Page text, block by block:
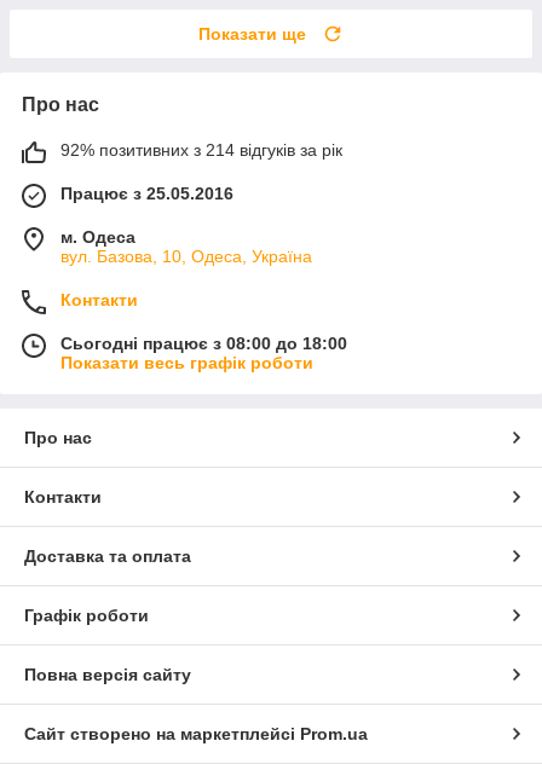
Показати ще
Про нас
92% позитивних з 214 відгуків за рік
Працює з 25.05.2016
м. Одеса
вул. Базова, 10, Одеса, Україна
Контакти
Сьогодні працює з 08:00 до 18:00
Показати весь графік роботи
Про нас
Контакти
Доставка та оплата
Графік роботи
Повна версія сайту
Сайт створено на маркетплейсі Prom.ua